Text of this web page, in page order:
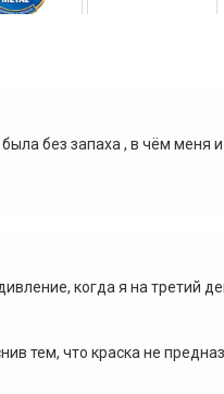
без запаха , в чём меня
когда я на третий
тем, что краска не